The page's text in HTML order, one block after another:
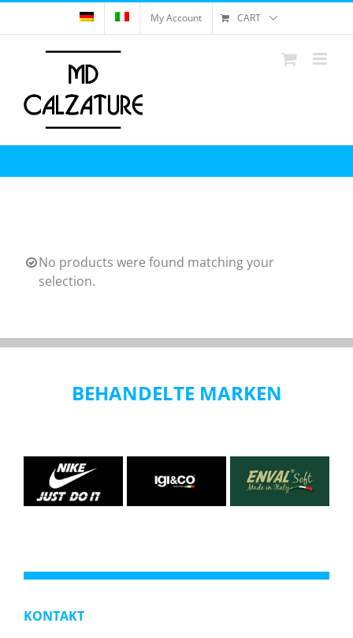
My Account CART
No products were found matching your
selection.
BEHANDELTE MARKEN
KONTAKT